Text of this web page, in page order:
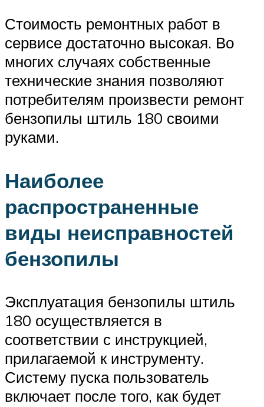
Стоимость ремонтных работ в
сервисе достаточно высокая. Во
многих случаях собственные
технические знания позволяют
потребителям произвести ремонт
бензопилы штиль 180 своими
руками.
Наиболее
распространенные
виды неисправностей
бензопилы
Эксплуатация бензопилы штиль
180 осуществляется в
соответствии с инструкцией,
прилагаемой к инструменту.
Систему пуска пользователь
включает после того, как будет